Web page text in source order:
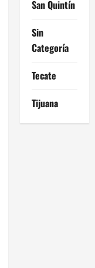
San Quintín
Sin
Categoría
Tecate
Tijuana